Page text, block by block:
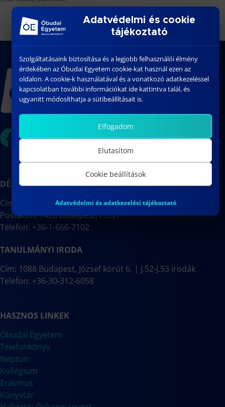
DÉKÁNI HIVATAL
Cím: 1088 Budapest, József körút 6.
Postacím: 1428 Budapest, Pf.:31
Telefon: +36-1-666-7102
TANULMÁNYI IRODA
Cím: 1088 Budapest, József körút 6. | J.52-J.53 irodák
Telefon: +36-30-312-6058
HASZNOS LINKEK
Óbudai Egyetem
Telefonkönyv
Neptun
Kollégium
Erasmus
Könyvtár
Adatvédelmi és cookie
tájékoztató
Szolgáltatásaink biztosítása és a legjobb felhasználói élmény
érdekében az Óbudai Egyetem cookie-kat használ ezen az
oldalon. A cookie-k használatával és a vonatkozó adatkezeléssel
kapcsolatban további információkat ide kattintva talál, és
ugyanitt módosíthatja a sütibeállításait is.
Elfogadom
Elutasítom
Cookie beállítások
Adatvédelmi és adatkezelési tájékoztató